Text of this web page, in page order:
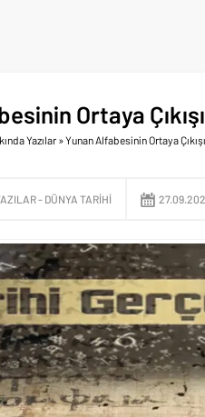
Ortaya
Yazılar »Yunan Alfabesinin Ortaya
DÜNYA TARIHI